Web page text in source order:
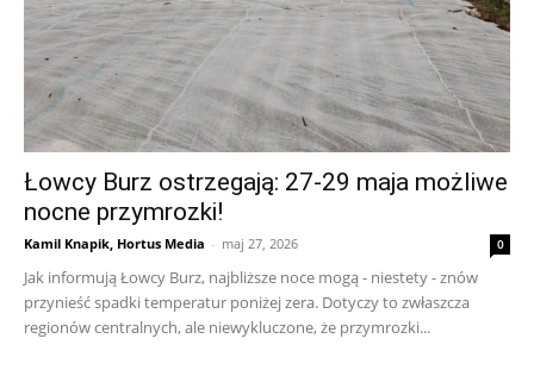
Łowcy Burz ostrzegają: 27-29 maja możliwe
nocne przymrozki!
Kamil Knapik, Hortus Media - maj 27, 2026 0
Jak informują Łowcy Burz, najbliższe noce mogą - niestety - znów
przynieść spadki temperatur poniżej zera. Dotyczy to zwłaszcza
regionów centralnych, ale niewykluczone, że przymrozki...